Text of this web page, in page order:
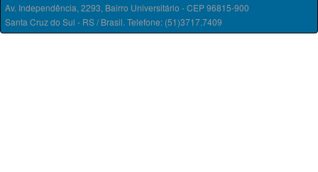
Av. Independência, 2293, Bairro Universitário - CEP 96815-900
Santa Cruz do Sul - RS / Brasil. Telefone: (51)3717.7409